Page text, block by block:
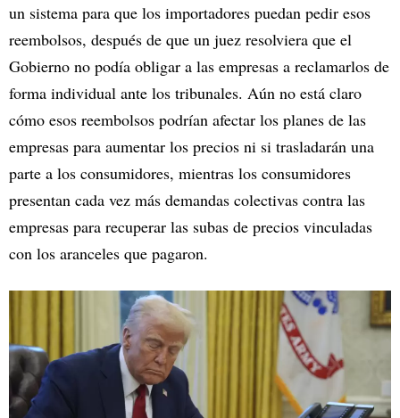
un sistema para que los importadores puedan pedir esos
reembolsos, después de que un juez resolviera que el
Gobierno no podía obligar a las empresas a reclamarlos de
forma individual ante los tribunales. Aún no está claro
cómo esos reembolsos podrían afectar los planes de las
empresas para aumentar los precios ni si trasladarán una
parte a los consumidores, mientras los consumidores
presentan cada vez más demandas colectivas contra las
empresas para recuperar las subas de precios vinculadas
con los aranceles que pagaron.